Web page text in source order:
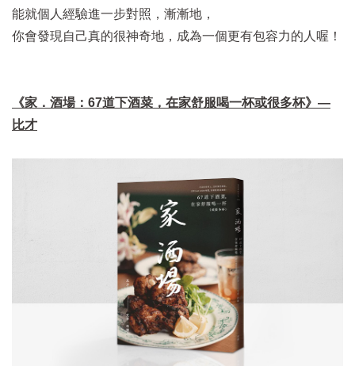
能就個人經驗進一步對照，漸漸地，
你會發現自己真的很神奇地，成為一個更有包容力的人喔！
《家．酒場：67道下酒菜，在家舒服喝一杯或很多杯》—
比才